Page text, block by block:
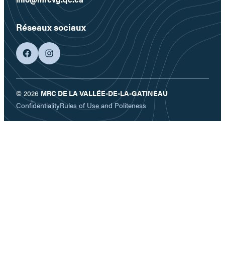
Réseaux sociaux
facebookgoogleplus
© 2026 MRC DE LA VALLÉE-DE-LA-GATINEAU
ConfidentialityRules of Use and Politeness